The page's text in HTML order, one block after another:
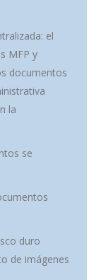
el
MFP y
documentos
la
se
duro
de imágenes